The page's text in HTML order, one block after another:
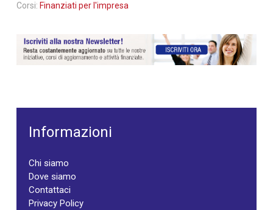
Corsi: Finanziati per l'impresa
Informazioni
Chi siamo
Dove siamo
Contattaci
Privacy Policy